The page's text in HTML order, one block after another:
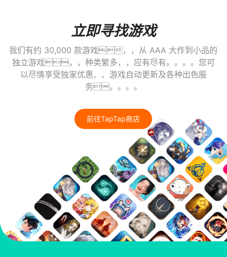
立即寻找游戏
我们有约 30,000 款游戏，，从 AAA 大作到小品的
独立游戏，，种类繁多，，应有尽有。。。。您可
以尽情享受独家优惠、、游戏自动更新及各种出色服
务。。。。
前往TapTap商店